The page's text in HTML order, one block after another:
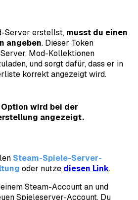
Server erstellst, musst du einen
angeben. Dieser Token
Mod-Kollektionen
und sorgt dafür, dass er in
korrekt angezeigt wird.
Option wird bei der
angezeigt.
Steam-Spiele-Server-
oder nutze diesen Link.
Steam-Account an und
Spieleserver-Account. Du